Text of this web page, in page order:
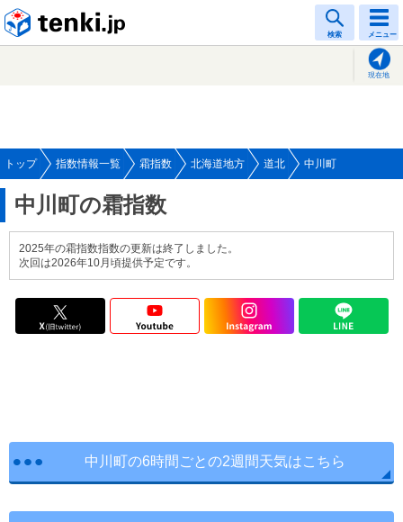
検索 メニュー
現在地
トップ 指数情報一覧 霜指数 北海道地方 道北 中川町
中川町の霜指数
2025年の霜指数指数の更新は終了しました。
次回は2026年10月頃提供予定です。
中川町の6時間ごとの2週間天気はこちら